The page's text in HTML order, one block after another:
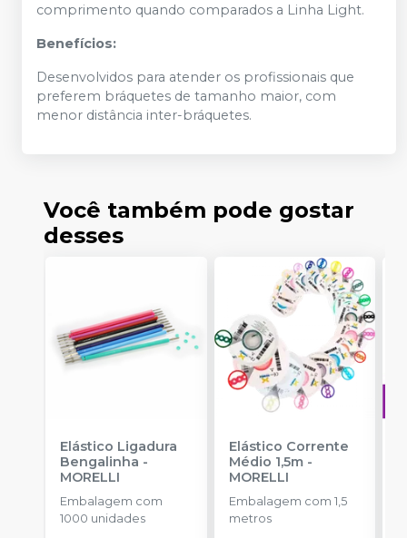
comprimento quando comparados a Linha Light.
Benefícios:
Desenvolvidos para atender os profissionais que
preferem bráquetes de tamanho maior, com
menor distância inter-bráquetes.
Você também pode gostar
desses
Elástico Ligadura
Bengalinha -
MORELLI
Embalagem com
1000 unidades
Elástico Corrente
Médio 1,5m-
MORELLI
Embalagem com 1,5
metros